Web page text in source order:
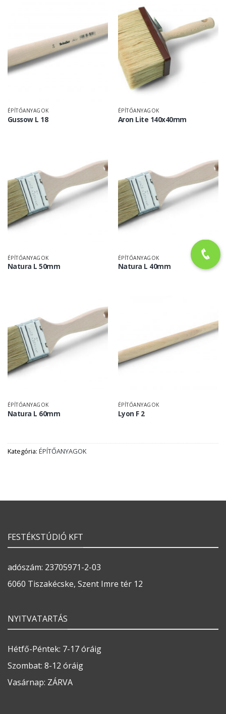
ÉPÍTŐANYAGOK
Gussow L 18
ÉPÍTŐANYAGOK
Aron Lite 140x40mm
ÉPÍTŐANYAGOK
Natura L 50mm
ÉPÍTŐANYAGOK
Natura L 40mm
ÉPÍTŐANYAGOK
Natura L 60mm
ÉPÍTŐANYAGOK
Lyon F 2
Kategória: ÉPÍTŐANYAGOK
FESTÉKSTÚDIÓ KFT
adószám: 23705971-2-03
6060 Tiszakécske, Szent Imre tér 12
NYITVATARTÁS
Hétfő-Péntek: 7-17 óráig
Szombat: 8-12 óráig
Vasárnap: ZÁRVA